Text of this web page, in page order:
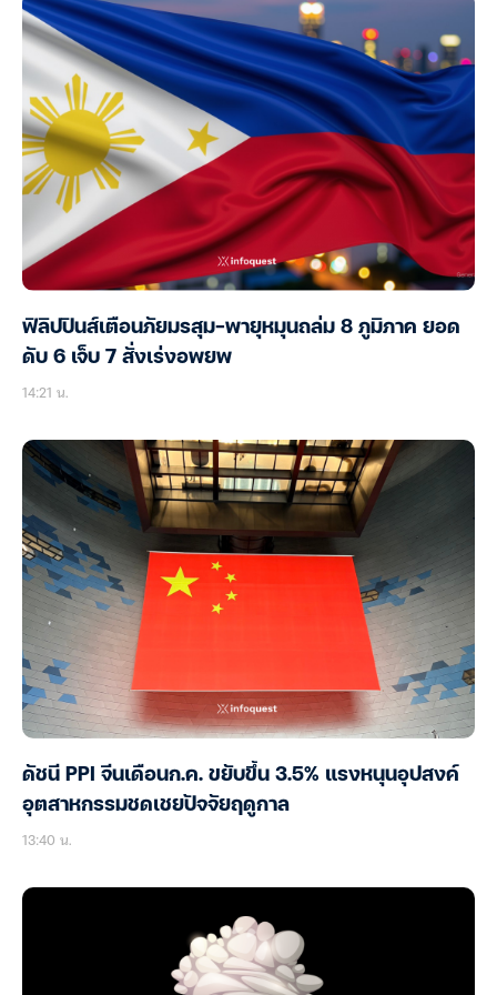
ฟิลิปปินส์เตือนภัยมรสุม-พายุหมุนถล่ม 8 ภูมิภาค ยอด
ดับ 6 เจ็บ 7 สั่งเร่งอพยพ
14:21 น.
ดัชนี PPI จีนเดือนก.ค. ขยับขึ้น 3.5% แรงหนุนอุปสงค์
อุตสาหกรรมชดเชยปัจจัยฤดูกาล
13:40 น.